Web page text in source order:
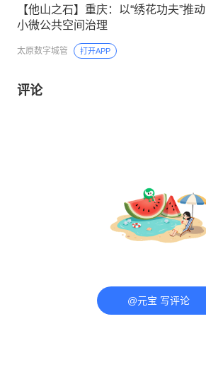
【他山之石】重庆：以“绣花功夫”推动
小微公共空间治理
太原数字城管 打开APP
评论
@元宝 写评论